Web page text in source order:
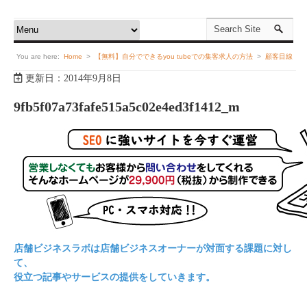
You are here: Home > 【無料】自分でできるyou tubeでの集客求人の方法 > 顧客目線
が肝！リアリティのある集客用動画作成のポイント～リラクゼーションサロン編～
9fb5f07a73fafe515a5c02e4ed3f1412_m
更新日：2014年9月8日
9fb5f07a73fafe515a5c02e4ed3f1412_m
店舗ビジネスラボは店舗ビジネスオーナーが対面する課題に対し
て、
役立つ記事やサービスの提供をしていきます。